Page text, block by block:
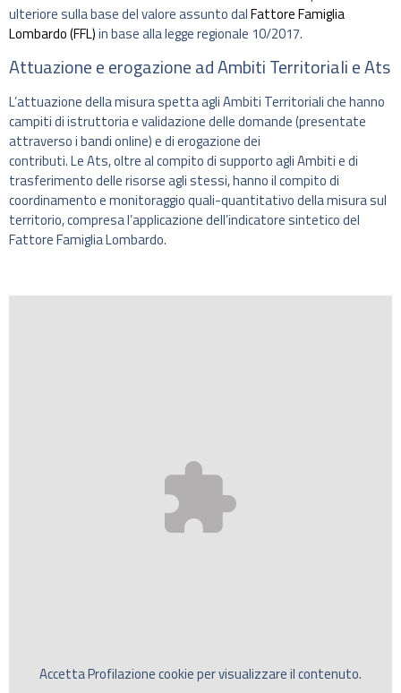
ulteriore sulla base del valore assunto dalFattore Famiglia
Lombardo (FFL)in base alla legge regionale 10/2017.
Attuazione e erogazione ad Ambiti Territoriali e Ats
L’attuazione della misura spetta agli Ambiti Territoriali che hanno
campiti di istruttoria e validazione delle domande (presentate
attraverso i bandi online) e di erogazione dei
contributi. Le Ats, oltre al compito di supporto agli Ambiti e di
trasferimento delle risorse agli stessi, hanno il compito di
coordinamento e monitoraggio quali-quantitativo della misura sul
territorio, compresa l’applicazione dell’indicatore sintetico del
Fattore Famiglia Lombardo.
AccettaProfilazionecookie per visualizzare il contenuto.